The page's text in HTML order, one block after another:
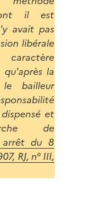
il est
avait pas
libérale
la
bailleur
et
de
arrêt du 8
RJ, n° III,